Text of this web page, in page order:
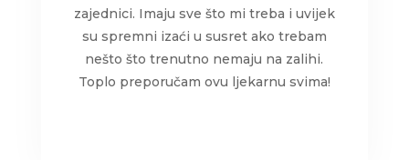
zajednici. Imaju sve što mi treba i uvijek
su spremni izaći u susret ako trebam
nešto što trenutno nemaju na zalihi.
Toplo preporučam ovu ljekarnu svima!